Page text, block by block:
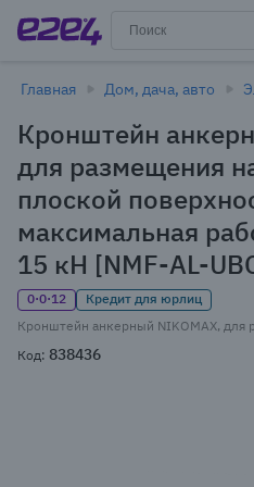
Главная Дом, дача, авто
Кронштейн
для размещения
плоской
максимальная
15 кН [NMF-AL-
0·0·12
Кредит для юрлиц
Код: 838436